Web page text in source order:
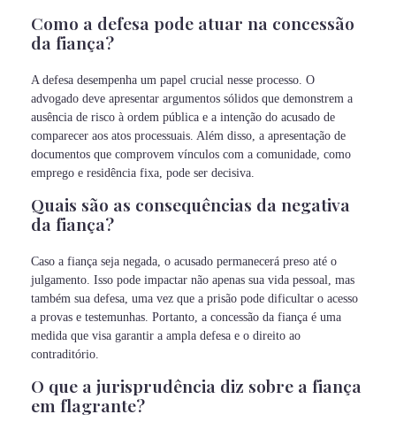
Como a defesa pode atuar na concessão
da fiança?
A defesa desempenha um papel crucial nesse processo. O
advogado deve apresentar argumentos sólidos que demonstrem a
ausência de risco à ordem pública e a intenção do acusado de
comparecer aos atos processuais. Além disso, a apresentação de
documentos que comprovem vínculos com a comunidade, como
emprego e residência fixa, pode ser decisiva.
Quais são as consequências da negativa
da fiança?
Caso a fiança seja negada, o acusado permanecerá preso até o
julgamento. Isso pode impactar não apenas sua vida pessoal, mas
também sua defesa, uma vez que a prisão pode dificultar o acesso
a provas e testemunhas. Portanto, a concessão da fiança é uma
medida que visa garantir a ampla defesa e o direito ao
contraditório.
O que a jurisprudência diz sobre a fiança
em flagrante?